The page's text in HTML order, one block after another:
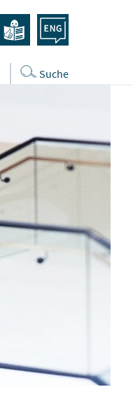
Suche